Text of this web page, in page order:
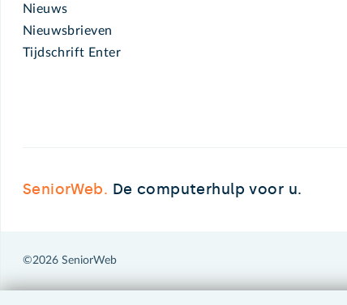
Nieuws
Nieuwsbrieven
Tijdschrift Enter
SeniorWeb. De computerhulp voor u.
©2026 SeniorWeb